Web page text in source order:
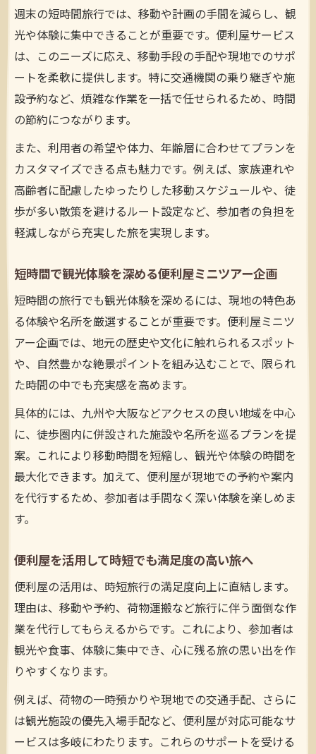
週末の短時間旅行では、移動や計画の手間を減らし、観
光や体験に集中できることが重要です。便利屋サービス
は、このニーズに応え、移動手段の手配や現地でのサポ
ートを柔軟に提供します。特に交通機関の乗り継ぎや施
設予約など、煩雑な作業を一括で任せられるため、時間
の節約につながります。
また、利用者の希望や体力、年齢層に合わせてプランを
カスタマイズできる点も魅力です。例えば、家族連れや
高齢者に配慮したゆったりした移動スケジュールや、徒
歩が多い散策を避けるルート設定など、参加者の負担を
軽減しながら充実した旅を実現します。
短時間で観光体験を深める便利屋ミニツアー企画
短時間の旅行でも観光体験を深めるには、現地の特色あ
る体験や名所を厳選することが重要です。便利屋ミニツ
アー企画では、地元の歴史や文化に触れられるスポット
や、自然豊かな絶景ポイントを組み込むことで、限られ
た時間の中でも充実感を高めます。
具体的には、九州や大阪などアクセスの良い地域を中心
に、徒歩圏内に併設された施設や名所を巡るプランを提
案。これにより移動時間を短縮し、観光や体験の時間を
最大化できます。加えて、便利屋が現地での予約や案内
を代行するため、参加者は手間なく深い体験を楽しめま
す。
便利屋を活用して時短でも満足度の高い旅へ
便利屋の活用は、時短旅行の満足度向上に直結します。
理由は、移動や予約、荷物運搬など旅行に伴う面倒な作
業を代行してもらえるからです。これにより、参加者は
観光や食事、体験に集中でき、心に残る旅の思い出を作
りやすくなります。
例えば、荷物の一時預かりや現地での交通手配、さらに
は観光施設の優先入場手配など、便利屋が対応可能なサ
ービスは多岐にわたります。これらのサポートを受ける